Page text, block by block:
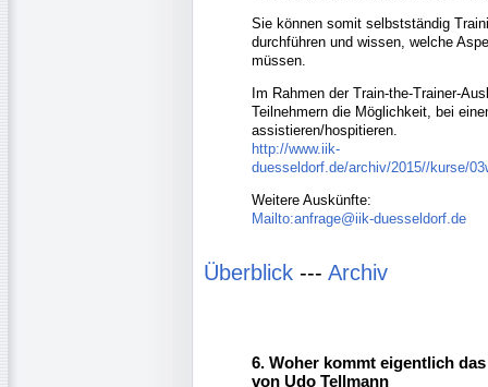
Sie können somit selbstständig
durchführen und wissen, welche
müssen.
Im Rahmen der Train-the-Trainer-
Teilnehmern die Möglichkeit, bei
assistieren/hospitieren.
http://www.iik-
duesseldorf.de/archiv/2015//kurse/
Weitere Auskünfte:
Mailto:anfrage@iik-duesseldorf.de
Überblick --- Archiv
6. Woher kommt eigentlich
von Udo Tellmann